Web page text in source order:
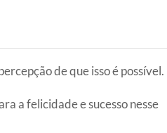
de que isso é possível.
a felicidade e sucesso nesse